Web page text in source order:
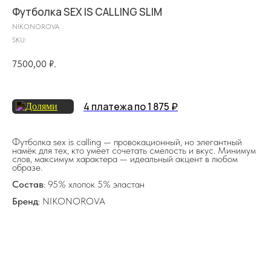
Футболка SEX IS CALLING SLIM
NIKONOROVA
SKU:
7500,00 ₽.
4 платежа по 1 875 ₽
Футболка sex is calling — провокационный, но элегантный
намёк для тех, кто умеет сочетать смелость и вкус. Минимум
слов, максимум характера — идеальный акцент в любом
образе.
Состав: 95% хлопок 5% эластан
Бренд: NIKONOROVA
Разделы сайта
info@frwl.store
+7 919 690-30-30